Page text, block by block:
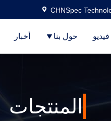
CHNSpec
حول بنا أخبار
المنتجات